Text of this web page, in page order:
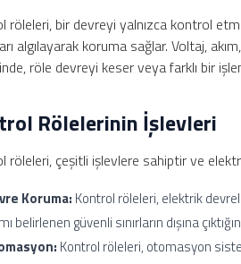
röleleri, bir devreyi yalnızca kontrol
algılayarak koruma sağlar. Voltaj,
röle devreyi keser veya farklı bir
Rölelerinin İşlevleri
röleleri, çeşitli işlevlere sahiptir ve
Koruma: Kontrol röleleri, elektrik
belirlenen güvenli sınırların dışına
Kontrol röleleri, otomasyon